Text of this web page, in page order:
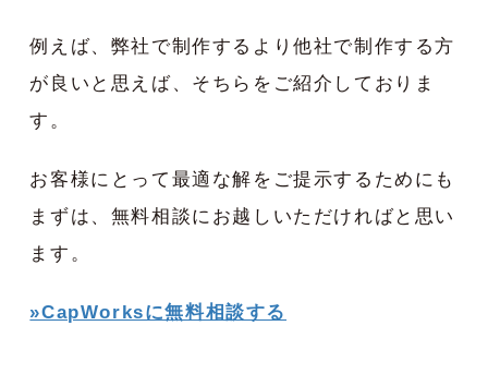
例えば、弊社で制作するより他社で制作する方
が良いと思えば、そちらをご紹介しておりま
す。
お客様にとって最適な解をご提示するためにも
まずは、無料相談にお越しいただければと思い
ます。
»CapWorksに無料相談する